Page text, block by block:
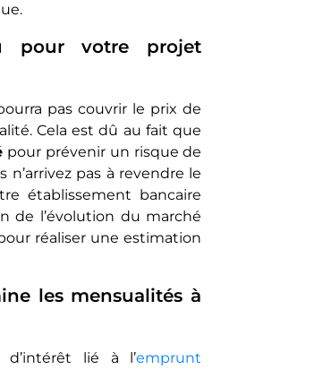
pour votre projet
pas couvrir le prix de
Cela est dû au fait que
pour prévenir un risque de
pas à revendre le
établissement bancaire
de l’évolution du marché
réaliser une estimation
les mensualités à
lié à l’emprunt